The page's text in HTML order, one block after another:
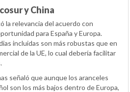
y China
la relevancia del acuerdo con
para España y Europa.
incluidas son más robustas que en
de la UE, lo cual debería facilitar
señaló que aunque los aranceles
son los más bajos dentro de Europa,